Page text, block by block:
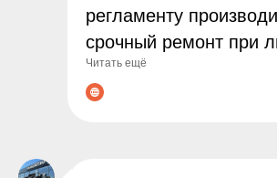
подходе к каждой
регламенту
срочный ремонт при
неполадках.
оборудование и
Читать ещё